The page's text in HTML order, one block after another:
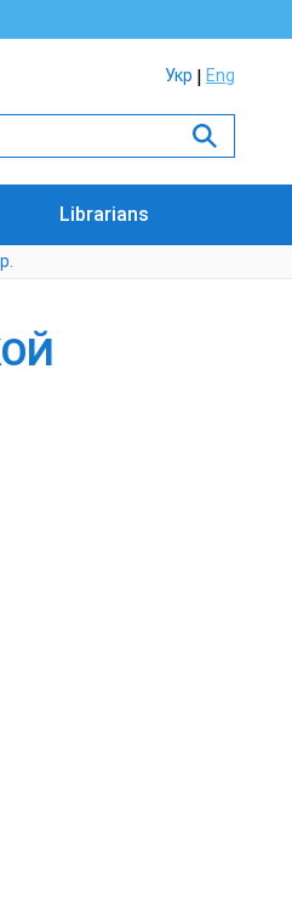
Укр Eng
Librarians